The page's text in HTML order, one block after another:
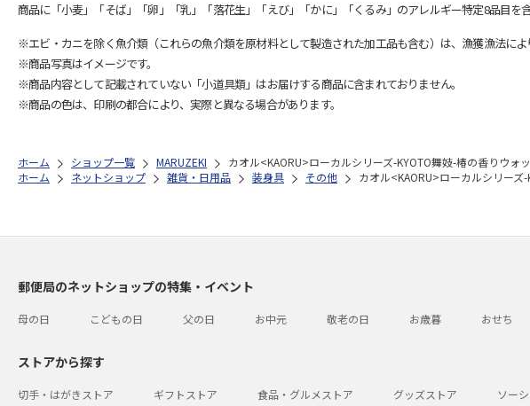
商品に「小麦」「そば」「卵」「乳」「落花生」「えび」「かに」「くるみ」のアレルギー特定8品目を
※エビ・カニを除く魚介類（これらの魚介類を原材料として製造された加工品も含む）は、漁獲漁法に
※商品写真はイメージです。
※商品内容として記載されていない「小道具類」はお届けする商品に含まれておりません。
※商品の色は、印刷の都合により、実際と異なる場合があります。
ホーム ショップ一覧 MARUZEKI
カオル<KAORU>ローカルシリーズ-KYOTO舞妓-椿の香りウォ
ホーム
ネットショップ 雑貨・日用品 装身具 その他 カオル<KAORU>ローカルシリーズ
郵便局のネットショップの特集・イベント
母の日 こどもの日 父の日 お中元 敬老の日 お歳暮 おせち
ストアから探す
切手・はがきストア ギフトストア 食品・グルメストア グッズストア ソー